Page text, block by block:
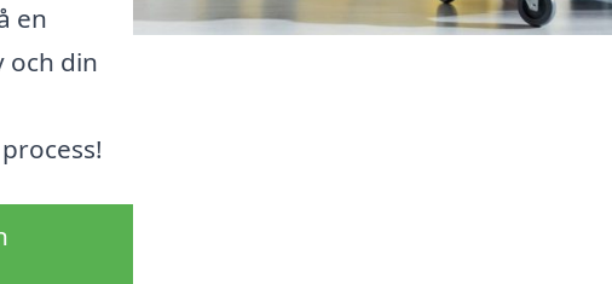
en
och din